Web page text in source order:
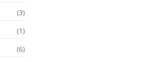
(3)
(1)
(6)